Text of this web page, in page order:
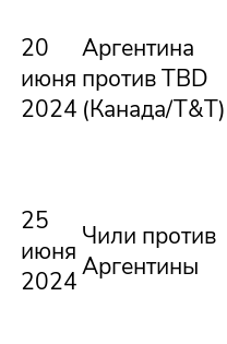
20
июня
2024
Аргентина
против TBD
(Канада/Т&Т)
25
июня
2024
Чили против
Аргентины